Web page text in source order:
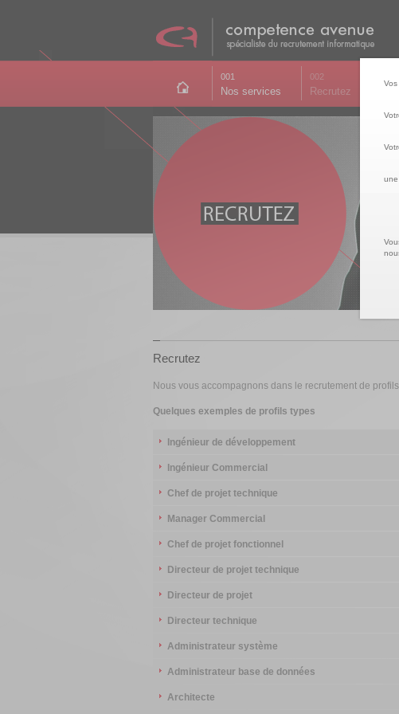
001
Nos services
002
Recrutez
Recrutez
Nous vous accompagnons dans le recrutement de
Quelques exemples de profils types
Ingénieur de développement
Ingénieur Commercial
Chef de projet technique
Manager Commercial
Chef de projet fonctionnel
Directeur de projet technique
Directeur de projet
Directeur technique
Administrateur système
Administrateur base de données
Architecte
Vos
une